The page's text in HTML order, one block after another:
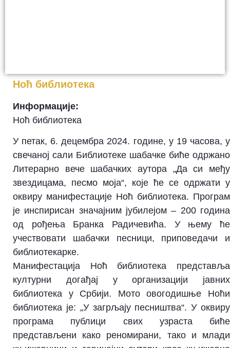
Ноћ библиотека
Информације:
Ноћ библиотека
У петак, 6. децембра 2024. године, у 19 часова, у
свечаној сали Библиотеке шабачке биће одржано
Литерарно вече шабачких аутора „Да си међу
звездицама, песмо моја“, које ће се одржати у
оквиру манифестације Ноћ библиотека. Програм
је инспирисан значајним јубилејом – 200 година
од рођења Бранка Радичевића. У њему ће
учествовати шабачки песници, приповедачи и
библиотекарке.
Манифестација Ноћ библиотека представља
културни догађај у организацији јавних
библиотека у Србији. Мото овогодишње Ноћи
библиотека је: „У загрљају песништва“. У оквиру
програма публици свих узраста биће
представљени како реномирани, тако и млади